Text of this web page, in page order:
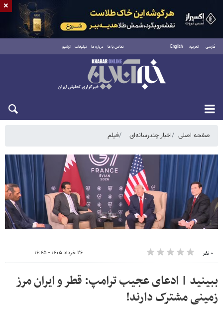
فارسی العربية English تماس با ما درباره ما تبلیغات آرشیو
یکشنبه ۱۸ مرداد ۱۴۰۵
صفحه اصلی اخبار چندرسانه‌ای فیلم
۰ نفر ۲۶ خرداد ۱۴۰۵ - ۱۶:۴۵
ببینید | ادعای عجیب ترامپ: قطر و ایران مرز
زمینی مشترک دارند!
×